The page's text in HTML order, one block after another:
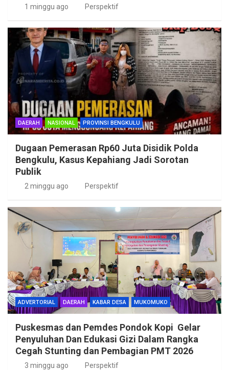
1 minggu ago Perspektif
DAERAH NASIONAL PROVINSI BENGKULU
Dugaan Pemerasan Rp60 Juta Disidik Polda
Bengkulu, Kasus Kepahiang Jadi Sorotan
Publik
2 minggu ago Perspektif
ADVERTORIAL DAERAH KABAR DESA MUKOMUKO
Puskesmas dan Pemdes Pondok Kopi Gelar
Penyuluhan Dan Edukasi Gizi Dalam Rangka
Cegah Stunting dan Pembagian PMT 2026
3 minggu ago Perspektif